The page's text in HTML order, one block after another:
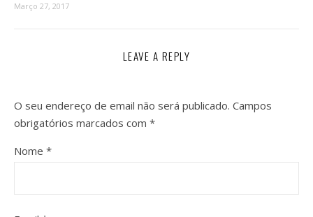
Março 27, 2017
LEAVE A REPLY
O seu endereço de email não será publicado. Campos
obrigatórios marcados com *
Nome *